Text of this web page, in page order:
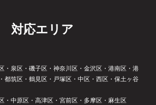
対応エリア
・泉区・磯子区・神奈川区・金沢区・港南区・港
都筑区・鶴見区・戸塚区・中区・西区・保土ヶ谷
・中原区・高津区・宮前区・多摩区・麻生区